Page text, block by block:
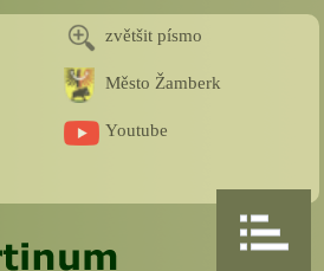
zvětšit písmo
Město Žamberk
Youtube